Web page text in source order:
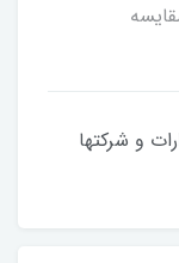
و شرکتها